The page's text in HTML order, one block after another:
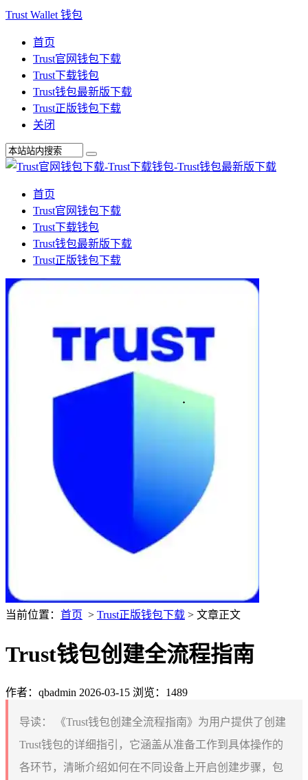
Trust Wallet 钱包
首页
Trust官网钱包下载
Trust下载钱包
Trust钱包最新版下载
Trust正版钱包下载
关闭
首页
Trust官网钱包下载
Trust下载钱包
Trust钱包最新版下载
Trust正版钱包下载
当前位置： 首页 > Trust正版钱包下载 > 文章正文
Trust钱包创建全流程指南
作者：qbadmin 2026-03-15 浏览：1489
导读：
《Trust钱包创建全流程指南》为用户提供了创建
Trust钱包的详细指引，它涵盖从准备工作到具体操作的
各环节，清晰介绍如何在不同设备上开启创建步骤，包